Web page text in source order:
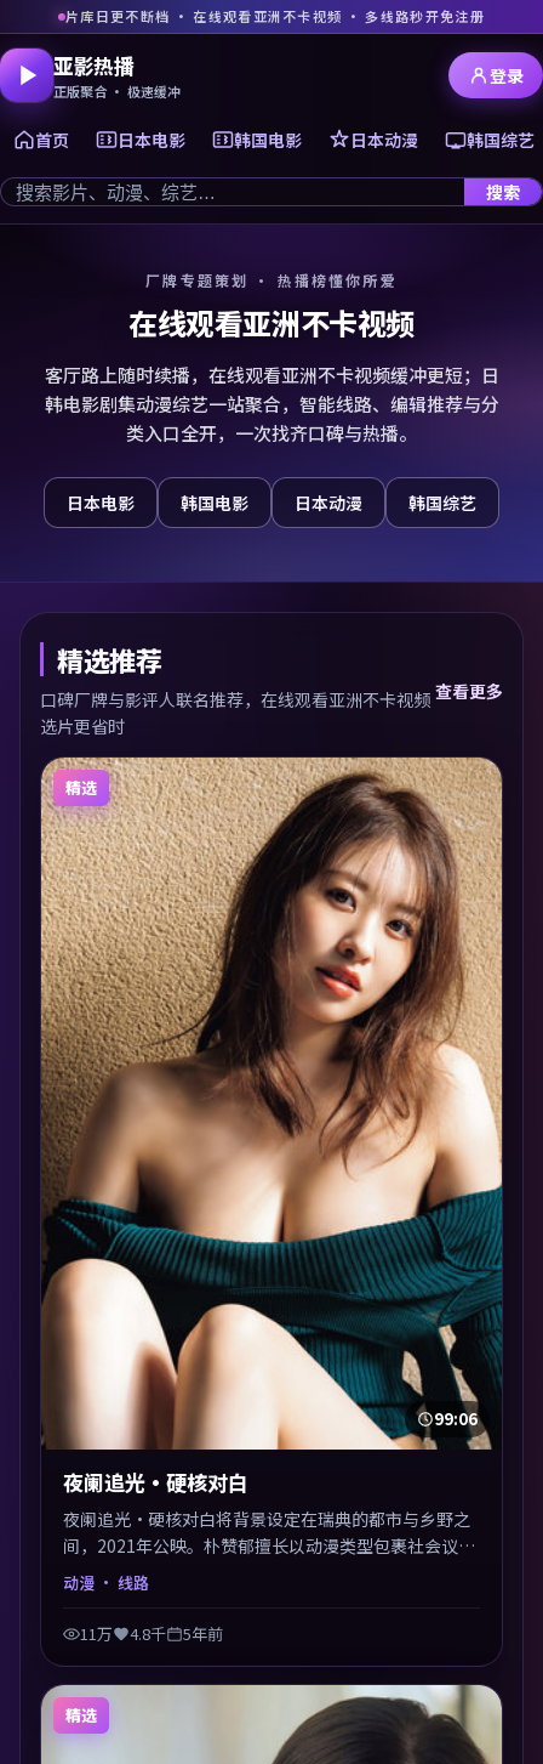
片库日更不断档 · 在线观看亚洲不卡视频 · 多线路秒开免注册
亚影热播
正版聚合 · 极速缓冲
首页 日本电影 韩国电影 日本动漫 韩国综艺
搜索
登录
厂牌专题策划 · 热播榜懂你所爱
在线观看亚洲不卡视频
客厅路上随时续播，在线观看亚洲不卡视频缓冲更短；日
韩电影剧集动漫综艺一站聚合，智能线路、编辑推荐与分
类入口全开，一次找齐口碑与热播。
日本电影 韩国电影 日本动漫 韩国综艺
精选推荐
口碑厂牌与影评人联名推荐，在线观看亚洲不卡视频
选片更省时
查看更多
精选
99:06
夜阑追光·硬核对白
夜阑追光·硬核对白将背景设定在瑞典的都市与乡野之
间，2021年公映。朴赞郁擅长以动漫类型包裹社会议
题，节奏张弛有度，留白处耐人寻味。剪辑利落，悬念
钩子分布均匀，适合一口气看完。
动漫 · 线路
11万 4.8千 5年前
精选